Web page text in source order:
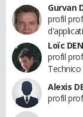
Gurvan
profil
Loïc
profil
Alexis
profil